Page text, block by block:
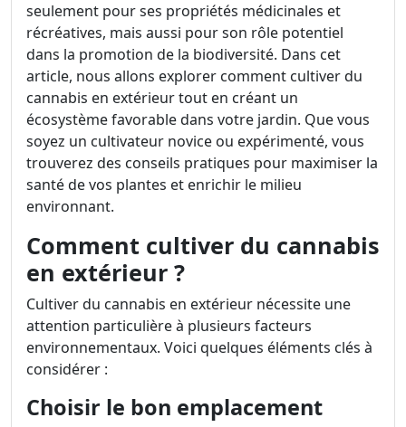
seulement pour ses propriétés médicinales et
récréatives, mais aussi pour son rôle potentiel
dans la promotion de la biodiversité. Dans cet
article, nous allons explorer comment cultiver du
cannabis en extérieur tout en créant un
écosystème favorable dans votre jardin. Que vous
soyez un cultivateur novice ou expérimenté, vous
trouverez des conseils pratiques pour maximiser la
santé de vos plantes et enrichir le milieu
environnant.
Comment cultiver du cannabis
en extérieur ?
Cultiver du cannabis en extérieur nécessite une
attention particulière à plusieurs facteurs
environnementaux. Voici quelques éléments clés à
considérer :
Choisir le bon emplacement